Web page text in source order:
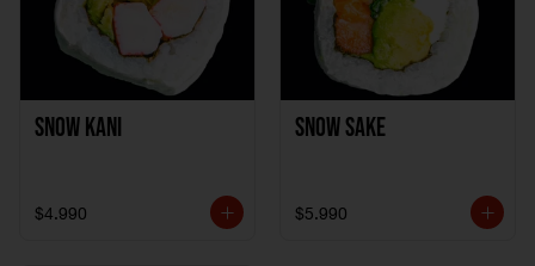
Snow Kani
$4.990
Snow Sake
$5.990